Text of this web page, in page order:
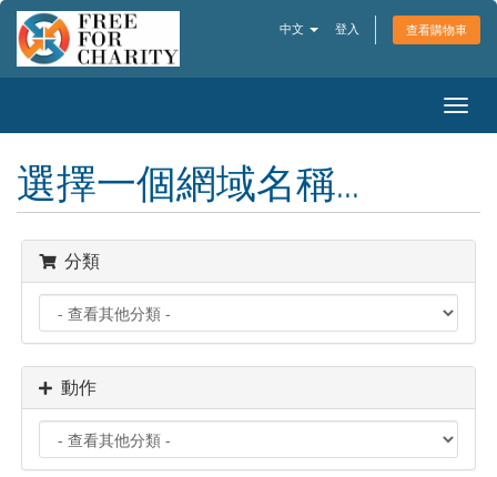
中文 登入 查看購物車
切
換
選擇一個網域名稱...
分類
動作